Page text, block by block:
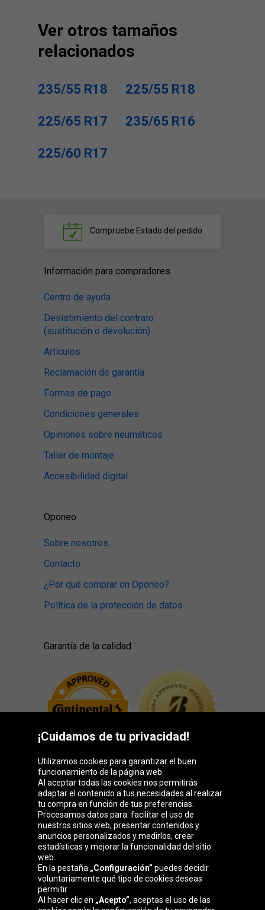
Ver otros tamaños
relacionados
235/55 R18 225/55 R18
225/65 R17 235/65 R16
225/60 R17
Compruebe Estado del pedido
Información para compradores
Centro de ayuda
Desistimiento del contrato
(sustitución o devolución)
Artículos
Reclamación de garantía
Formas de pago
Condiciones generales
Opiniones sobre neumáticos
Taller de montaje
Accesibilidad digital
Oponeo
Sobre nosotros
Contacto
¿Por qué comprar en Oponeo?
Política de la protección de datos
Garantía de la calidad
Grupo Oponeo
Belgique
republika
France Italia Magyarország Nederland
¡Cuidamos de tu privacidad!
Utilizamos cookies para garantizar el buen
funcionamiento de la página web.
Al aceptar todas las cookies nos permitirás
adaptar el contenido a tus necesidades al realizar
tu compra en función de tus preferencias.
Procesamos datos para: facilitar el uso de
nuestros sitios web, presentar contenidos y
anuncios personalizados y medirlos, crear
estadísticas y mejorar la funcionalidad del sitio
web.
En la pestaña „Configuración” puedes decidir
voluntariamente qué tipo de cookies deseas
permitir.
Al hacer clic en „Acepto”, aceptas el uso de las